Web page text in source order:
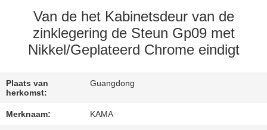
KWALITEITSCONTROLE
CONTACTEER
Van de het Kabinetsdeur van de
zinklegering de Steun Gp09 met
Nikkel/Geplateerd Chrome eindigt
Plaats van
herkomst:
Guangdong
Merknaam: KAMA